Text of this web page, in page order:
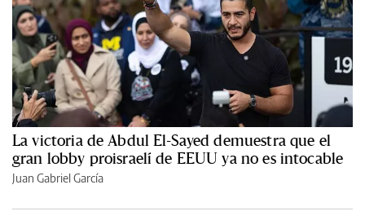
La victoria de Abdul El-Sayed demuestra que el
gran lobby proisraelí de EEUU ya no es intocable
Juan Gabriel García